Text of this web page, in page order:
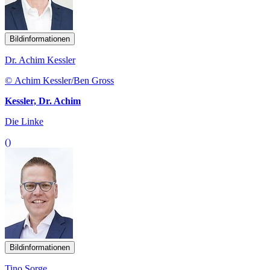
Bildinformationen
Dr. Achim Kessler
© Achim Kessler/Ben Gross
Kessler, Dr. Achim
Die Linke
()
Bildinformationen